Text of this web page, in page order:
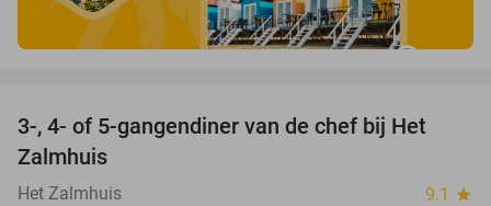
34%
3-, 4- of 5-gangendiner van de chef bij Het
Zalmhuis
Het Zalmhuis 9.1 star